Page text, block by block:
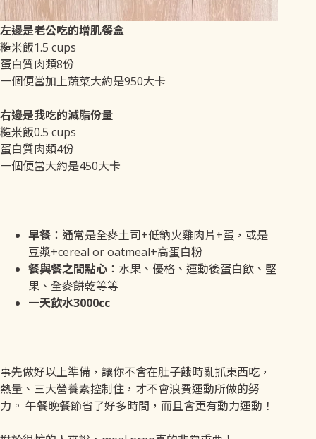
左邊是老公吃的增肌餐盒
糙米飯1.5 cups
蛋白質肉類8份
一個便當加上蔬菜大約是950大卡
右邊是我吃的減脂份量
糙米飯0.5 cups
蛋白質肉類4份
一個便當大約是450大卡
早餐 ：通常是全麥土司+低鈉火雞肉片+蛋，或是
豆漿+cereal or oatmeal+高蛋白粉
餐與餐之間點心 ：水果、優格、運動後蛋白飲、堅
果、全麥餅乾等等
一天飲水3000cc
事先做好以上準備，讓你不會在肚子餓時亂抓東西吃，
熱量、三大營養素控制住，才不會浪費運動所做的努
力。 午餐晚餐節省了好多時間，而且會更有動力運動！